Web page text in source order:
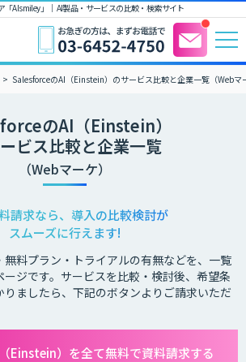
「AIsmiley」｜ AI製品・サービスの比較・検索サイト
SalesforceのAI（Einstein）のサービス比較と企業一覧（Webマ
のAI（Einstein）
ビス比較と企業一覧
（Webマーケ）
請求なら、導入の比較検討が
スムーズに行えます!
無料プラン・トライアルの有無などを、一覧
ジです。サービスを比較・検討後、希望条
ましたら、下記のボタンよりご請求いただ
Einstein）を全て無料で資料請求する